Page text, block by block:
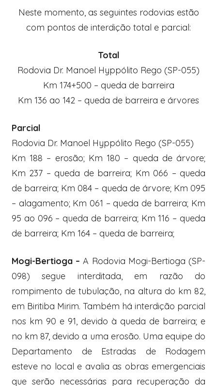
Neste momento, as seguintes rodovias estão
com pontos de interdição total e parcial:
Total
Rodovia Dr. Manoel Hyppólito Rego (SP-055)
Km 174+500 – queda de barreira
Km 136 ao 142 – queda de barreira e árvores
Parcial
Rodovia Dr. Manoel Hyppólito Rego (SP-055)
Km 188 – erosão; Km 180 – queda de árvore;
Km 237 – queda de barreira; Km 066 – queda
de barreira; Km 084 – queda de árvore; Km 095
– alagamento; Km 061 – queda de barreira; Km
95 ao 096 – queda de barreira; Km 116 – queda
de barreira; Km 164 – queda de barreira;
Mogi-Bertioga –A Rodovia Mogi-Bertioga (SP-
098) segue interditada, em razão do
rompimento de tubulação, na altura do km 82,
em Biritiba Mirim. Também há interdição parcial
nos km 90 e 91, devido à queda de barreira; e
no km 87, devido a uma erosão. Uma equipe do
Departamento de Estradas de Rodagem
esteve no local e avalia as obras emergenciais
que serão necessárias para recuperação da